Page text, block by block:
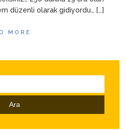
düzenli olarak gidiyordu… […]
MORE